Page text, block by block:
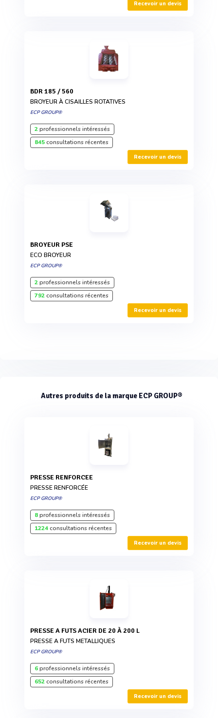
Recevoir un devis
BDR 185 / 560
BROYEUR À CISAILLES ROTATIVES
ECP GROUP®
2professionnels intéressés
845consultations récentes
Recevoir un devis
BROYEUR PSE
ECO BROYEUR
ECP GROUP®
2professionnels intéressés
792consultations récentes
Recevoir un devis
Autres produits de la marque ECP GROUP®
PRESSE RENFORCEE
PRESSE RENFORCÉE
ECP GROUP®
8professionnels intéressés
1224consultations récentes
Recevoir un devis
PRESSE A FUTS ACIER DE 20 À 200 L
PRESSE A FUTS METALLIQUES
ECP GROUP®
6professionnels intéressés
652consultations récentes
Recevoir un devis